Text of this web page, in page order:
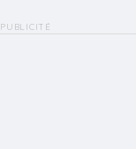
PUBLICITÉ